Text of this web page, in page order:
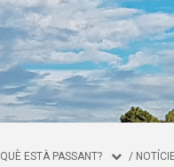
QUÈ ESTÀ PASSANT? /